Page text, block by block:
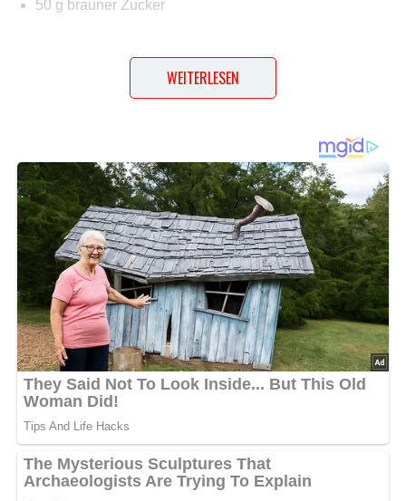
50 g brauner Zucker
Lob, Kritik, Fragen oder Anregungen zum Rezept?
Dann hinterlasse doch bitte einen Kommentar am
Ende dieser Seite & auch eine Bewertung!
Und so wird es gemacht…
Backofen auf 190 °C vorheizen und Muffinblech gut
einfetten. Banane schälen und mit einer Gabel
zerdrücken. Mehl, Backpulver, Natron, Piment und Salz in
einer Schüssel mischen. In einer zweiten Schüssel
Joghurt, Milch, Zucker und Banane verquirlen.
Mehlgemisch dazugeben und alles kurz unterheben. Teig
in die Förmchen füllen und ca. 15 – 20 Minuten backen.
WEITERLESEN